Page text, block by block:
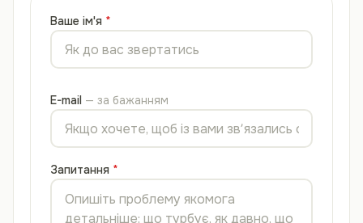
Ваше ім'я
E-mail — за бажанням
Запитання